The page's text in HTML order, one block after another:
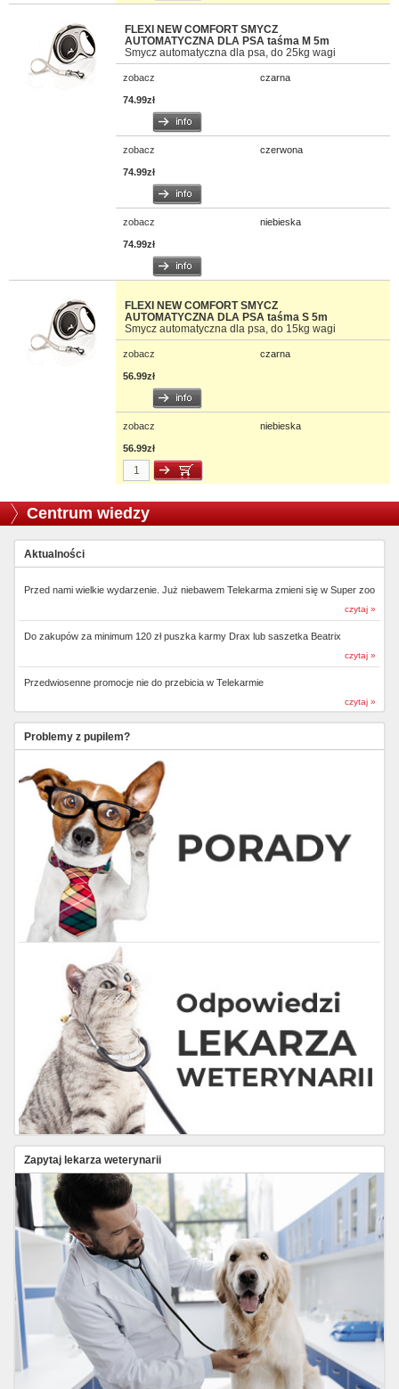
FLEXI NEW COMFORT SMYCZ
AUTOMATYCZNA DLA PSA taśma M 5m
Smycz automatyczna dla psa, do 25kg wagi
zobacz czarna
74.99zł
zobacz czerwona
74.99zł
zobacz niebieska
74.99zł
FLEXI NEW COMFORT SMYCZ
AUTOMATYCZNA DLA PSA taśma S 5m
Smycz automatyczna dla psa, do 15kg wagi
zobacz czarna
56.99zł
zobacz niebieska
56.99zł
Centrum wiedzy
Aktualności
Przed nami wielkie wydarzenie. Już niebawem Telekarma zmieni się w Super zoo
czytaj »
Do zakupów za minimum 120 zł puszka karmy Drax lub saszetka Beatrix
czytaj »
Przedwiosenne promocje nie do przebicia w Telekarmie
czytaj »
Problemy z pupilem?
Zapytaj lekarza weterynarii